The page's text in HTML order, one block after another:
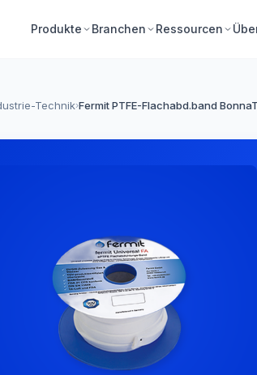
Produkte Branchen Ressourcen
Technik›Fermit PTFE-Flachabd.band